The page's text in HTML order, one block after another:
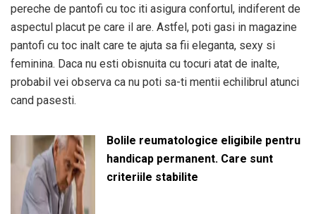
pereche de pantofi cu toc iti asigura confortul, indiferent de
aspectul placut pe care il are. Astfel, poti gasi in magazine
pantofi cu toc inalt care te ajuta sa fii eleganta, sexy si
feminina. Daca nu esti obisnuita cu tocuri atat de inalte,
probabil vei observa ca nu poti sa-ti mentii echilibrul atunci
cand pasesti.
Bolile reumatologice eligibile pentru
handicap permanent. Care sunt
criteriile stabilite